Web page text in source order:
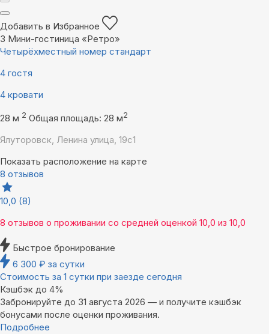
Добавить в Избранное
3 Мини-гостиница «Ретро»
Четырёхместный номер стандарт
4 гостя
4 кровати
28 м 2 Общая площадь: 28 м2
Ялуторовск, Ленина улица, 19с1
Показать расположение на карте
8 отзывов
10,0 (8)
8 отзывов о проживании со средней оценкой 10,0 из 10,0
Быстрое бронирование
6 300 ₽ за сутки
Стоимость за 1 сутки при заезде сегодня
Кэшбэк до 4%
Забронируйте до 31 августа 2026 — и получите кэшбэк
бонусами после оценки проживания.
Подробнее